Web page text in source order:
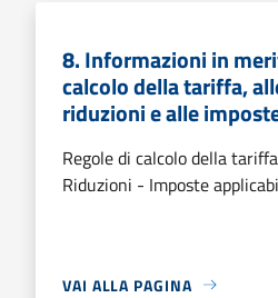
8. Informazioni in
calcolo della tariffa,
riduzioni e alle
Regole di calcolo della
Riduzioni - Imposte
VAI ALLA PAGINA